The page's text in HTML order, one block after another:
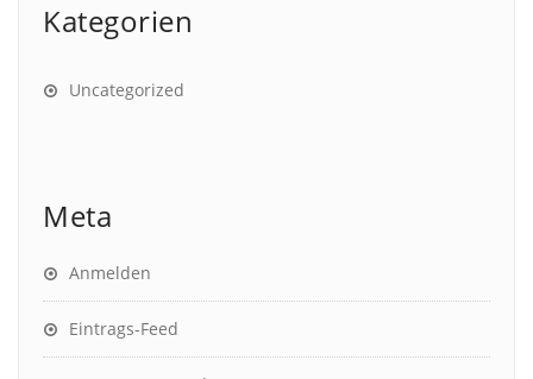
Kategorien
Uncategorized
Meta
Anmelden
Eintrags-Feed